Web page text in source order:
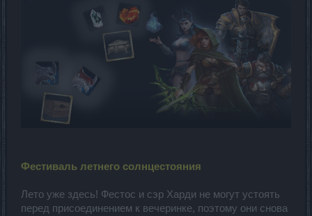
Фестиваль летнего солнцестояния
Лето уже здесь! Фестос и сэр Харди не могут устоять
перед присоединением к вечеринке, поэтому они снова